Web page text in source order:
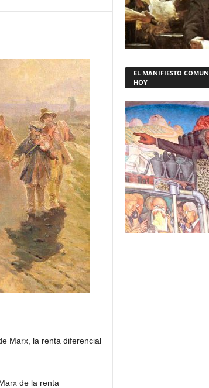
Marx, la renta diferencial
de la renta
EL MANIFIESTO
HOY